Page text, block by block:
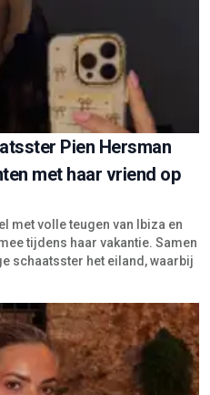
Pien Hersman
met haar vriend op
met volle teugen van Ibiza en
tijdens haar vakantie. Samen
schaatsster het eiland, waarbij